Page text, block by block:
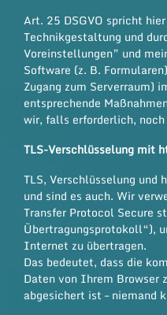
Art. 25 DSGVO spricht
Technikgestaltung und
Voreinstellungen” und
Software (z. B.
Zugang zum Serverraum)
entsprechende
wir, falls erforderlich,
TLS-Verschlüsselung mit
TLS, Verschlüsselung
und sind es auch. Wir
Transfer Protocol Secure
Übertragungsprotokoll“),
Internet zu übertragen.
Das bedeutet, dass die
Daten von Ihrem Browser
abgesichert ist – niemand